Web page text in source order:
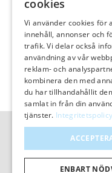
©
cookies
Vi använder cookies för
innehåll, annonser och
trafik. Vi delar också
användning av vår
reklam- och
kombinera den med
du har tillhandahållit
samlat in från din
tjänster. Integritetspolicy
ENBART